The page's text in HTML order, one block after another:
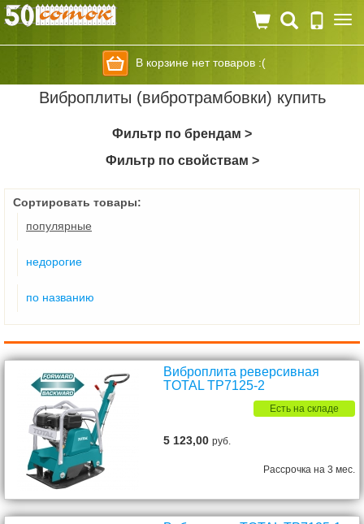
В корзине нет товаров :(
Виброплиты (вибротрамбовки) купить
Фильтр по брендам >
Фильтр по свойствам >
Сортировать товары:
популярные
недорогие
по названию
Виброплита реверсивная
TOTAL TP7125-2
Есть на складе
5 123,00руб.
Рассрочка на 3 мес.